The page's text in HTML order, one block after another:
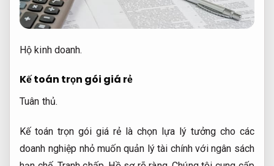
Hộ kinh doanh.
Kế toán trọn gói giá rẻ
Tuân thủ.
Kế toán trọn gói giá rẻ là chọn lựa lý tưởng cho các
doanh nghiệp nhỏ muốn quản lý tài chính với ngân sách